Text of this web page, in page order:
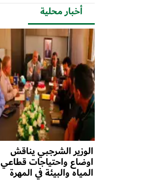
أخبار محلية
الوزير الشرجبي يناقش
اوضاع واحتياجات قطاعي
المياه والبيئة في المهرة